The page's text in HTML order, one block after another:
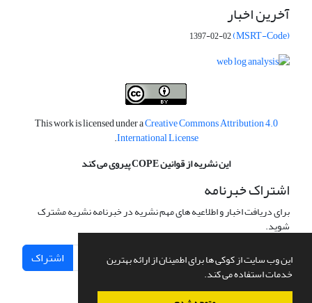
این وب سایت از کوکی ها برای اطمینان از ارائه بهترین
خدمات استفاده می کند.
آخرین اخبار
(MSRT-Code)
1397-02-02
This work is licensed under aCreative Commons Attribution 4.0
International License
.
این نشریه از قوانین COPE پیروی می کند
اشتراک خبرنامه
برای دریافت اخبار و اطلاعیه های مهم نشریه در خبرنامه نشریه مشترک
شوید.
اشتراک